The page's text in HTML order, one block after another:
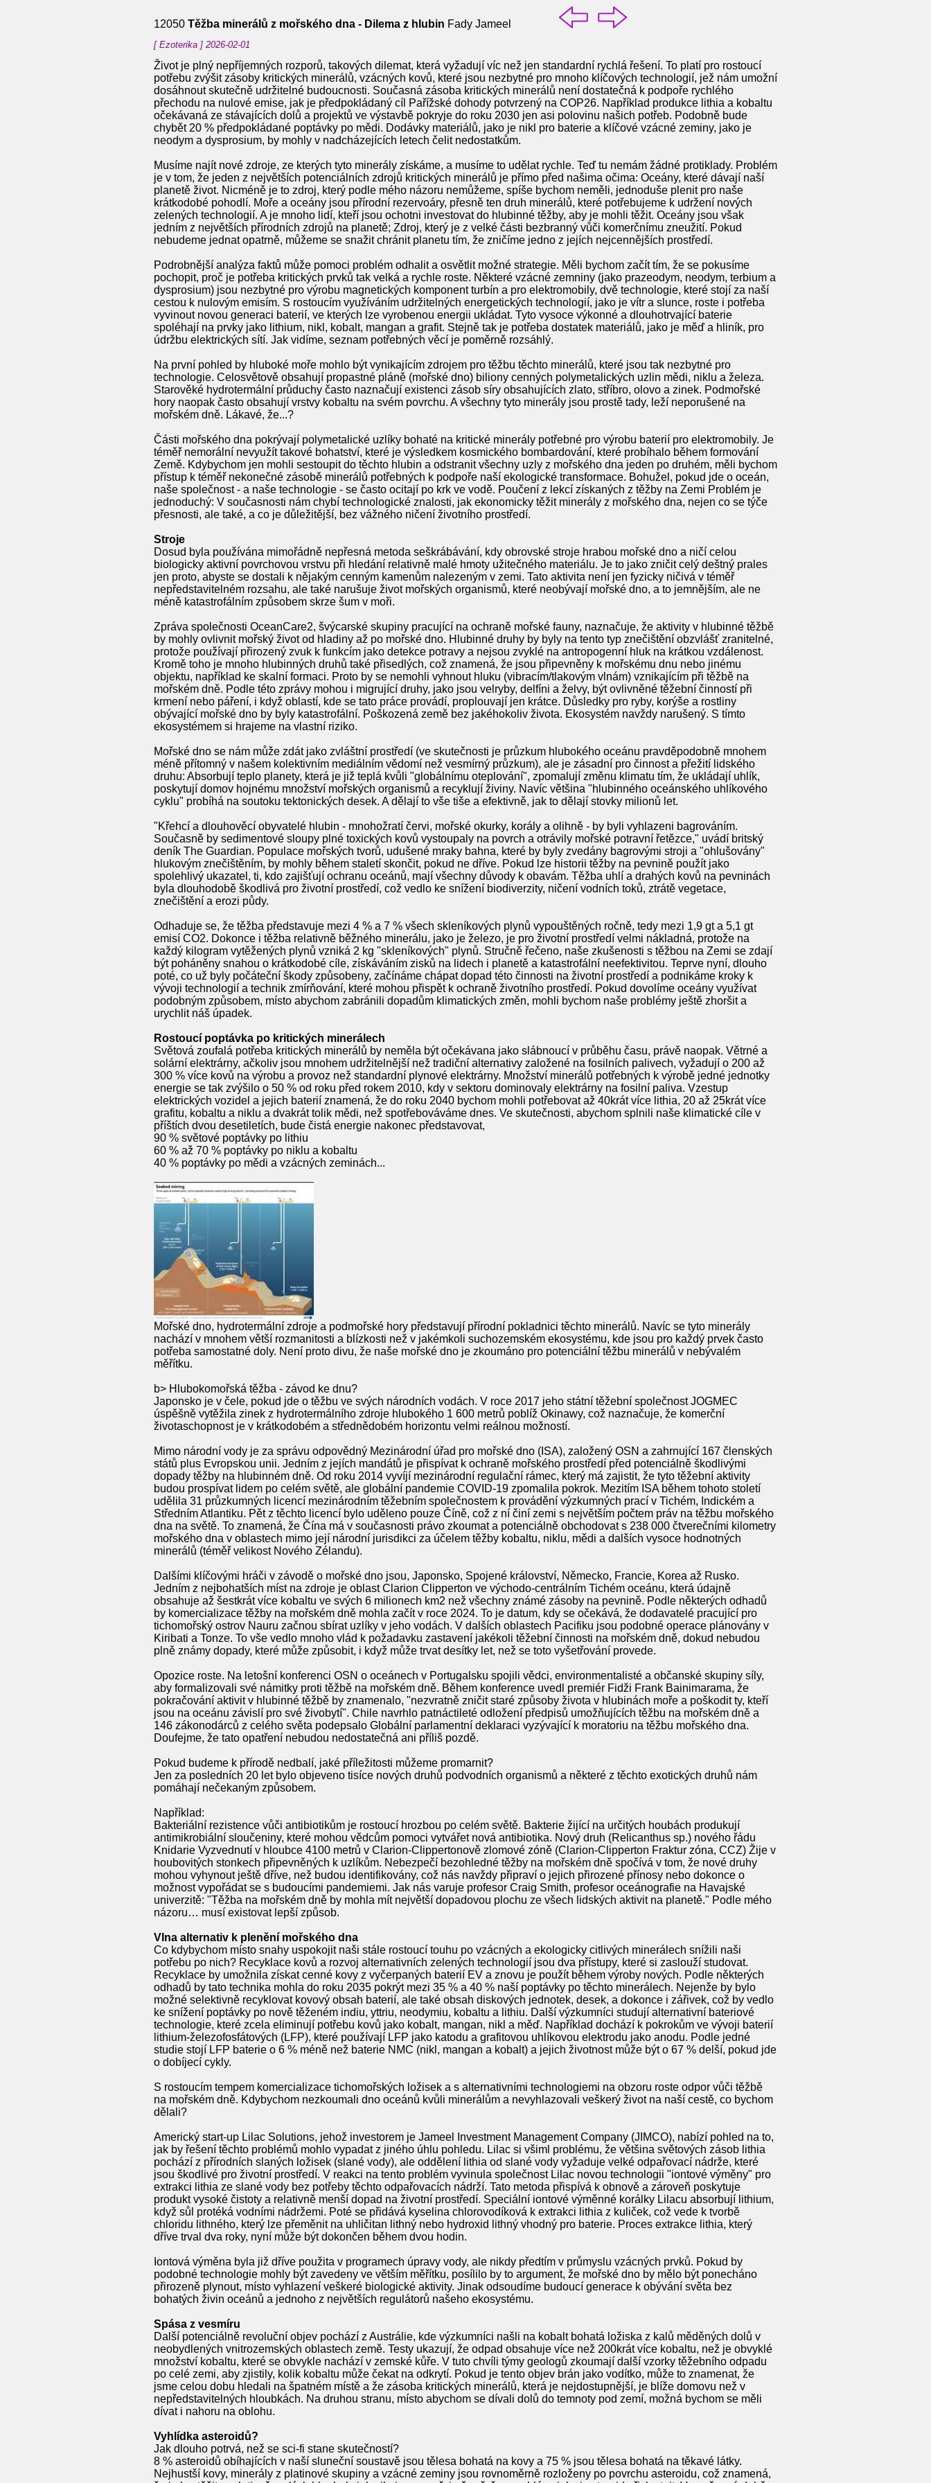
12050 Těžba minerálů z mořského dna - Dilema z hlubin Fady Jameel
[ Ezoterika ] 2026-02-01
Život je plný nepříjemných rozporů, takových dilemat, která vyžadují víc než jen standardní rychlá řešení. To platí pro rostoucí
potřebu zvýšit zásoby kritických minerálů, vzácných kovů, které jsou nezbytné pro mnoho klíčových technologií, jež nám umožní
dosáhnout skutečně udržitelné budoucnosti. Současná zásoba kritických minerálů není dostatečná k podpoře rychlého
přechodu na nulové emise, jak je předpokládaný cíl Pařížské dohody potvrzený na COP26. Například produkce lithia a kobaltu
očekávaná ze stávajících dolů a projektů ve výstavbě pokryje do roku 2030 jen asi polovinu našich potřeb. Podobně bude
chybět 20 % předpokládané poptávky po mědi. Dodávky materiálů, jako je nikl pro baterie a klíčové vzácné zeminy, jako je
neodym a dysprosium, by mohly v nadcházejících letech čelit nedostatkům.
Musíme najít nové zdroje, ze kterých tyto minerály získáme, a musíme to udělat rychle. Teď tu nemám žádné protiklady. Problém
je v tom, že jeden z největších potenciálních zdrojů kritických minerálů je přímo před našima očima: Oceány, které dávají naší
planetě život. Nicméně je to zdroj, který podle mého názoru nemůžeme, spíše bychom neměli, jednoduše plenit pro naše
krátkodobé pohodlí. Moře a oceány jsou přírodní rezervoáry, přesně ten druh minerálů, které potřebujeme k udržení nových
zelených technologií. A je mnoho lidí, kteří jsou ochotni investovat do hlubinné těžby, aby je mohli těžit. Oceány jsou však
jedním z největších přírodních zdrojů na planetě; Zdroj, který je z velké části bezbranný vůči komerčnímu zneužití. Pokud
nebudeme jednat opatrně, můžeme se snažit chránit planetu tím, že zničíme jedno z jejích nejcennějších prostředí.
Podrobnější analýza faktů může pomoci problém odhalit a osvětlit možné strategie. Měli bychom začít tím, že se pokusíme
pochopit, proč je potřeba kritických prvků tak velká a rychle roste. Některé vzácné zemniny (jako prazeodym, neodym, terbium a
dysprosium) jsou nezbytné pro výrobu magnetických komponent turbín a pro elektromobily, dvě technologie, které stojí za naší
cestou k nulovým emisím. S rostoucím využíváním udržitelných energetických technologií, jako je vítr a slunce, roste i potřeba
vyvinout novou generaci baterií, ve kterých lze vyrobenou energii ukládat. Tyto vysoce výkonné a dlouhotrvající baterie
spoléhají na prvky jako lithium, nikl, kobalt, mangan a grafit. Stejně tak je potřeba dostatek materiálů, jako je měď a hliník, pro
údržbu elektrických sítí. Jak vidíme, seznam potřebných věcí je poměrně rozsáhlý.
Na první pohled by hluboké moře mohlo být vynikajícím zdrojem pro těžbu těchto minerálů, které jsou tak nezbytné pro
technologie. Celosvětově obsahují propastné pláně (mořské dno) biliony cenných polymetalických uzlin mědi, niklu a železa.
Starověké hydrotermální průduchy často naznačují existenci zásob síry obsahujících zlato, stříbro, olovo a zinek. Podmořské
hory naopak často obsahují vrstvy kobaltu na svém povrchu. A všechny tyto minerály jsou prostě tady, leží neporušené na
mořském dně. Lákavé, že...?
Části mořského dna pokrývají polymetalické uzlíky bohaté na kritické minerály potřebné pro výrobu baterií pro elektromobily. Je
téměř nemorální nevyužít takové bohatství, které je výsledkem kosmického bombardování, které probíhalo během formování
Země. Kdybychom jen mohli sestoupit do těchto hlubin a odstranit všechny uzly z mořského dna jeden po druhém, měli bychom
přístup k téměř nekonečné zásobě minerálů potřebných k podpoře naší ekologické transformace. Bohužel, pokud jde o oceán,
naše společnost - a naše technologie - se často ocitají po krk ve vodě. Poučení z lekcí získaných z těžby na Zemi Problém je
jednoduchý: V současnosti nám chybí technologické znalosti, jak ekonomicky těžit minerály z mořského dna, nejen co se týče
přesnosti, ale také, a co je důležitější, bez vážného ničení životního prostředí.
Stroje
Dosud byla používána mimořádně nepřesná metoda seškrábávání, kdy obrovské stroje hrabou mořské dno a ničí celou
biologicky aktivní povrchovou vrstvu při hledání relativně malé hmoty užitečného materiálu. Je to jako zničit celý deštný prales
jen proto, abyste se dostali k nějakým cenným kamenům nalezeným v zemi. Tato aktivita není jen fyzicky ničivá v téměř
nepředstavitelném rozsahu, ale také narušuje život mořských organismů, které neobývají mořské dno, a to jemnějším, ale ne
méně katastrofálním způsobem skrze šum v moři.
Zpráva společnosti OceanCare2, švýcarské skupiny pracující na ochraně mořské fauny, naznačuje, že aktivity v hlubinné těžbě
by mohly ovlivnit mořský život od hladiny až po mořské dno. Hlubinné druhy by byly na tento typ znečištění obzvlášť zranitelné,
protože používají přirozený zvuk k funkcím jako detekce potravy a nejsou zvyklé na antropogenní hluk na krátkou vzdálenost.
Kromě toho je mnoho hlubinných druhů také přisedlých, což znamená, že jsou připevněny k mořskému dnu nebo jinému
objektu, například ke skalní formaci. Proto by se nemohli vyhnout hluku (vibracím/tlakovým vlnám) vznikajícím při těžbě na
mořském dně. Podle této zprávy mohou i migrující druhy, jako jsou velryby, delfíni a želvy, být ovlivněné těžební činností při
krmení nebo páření, i když oblastí, kde se tato práce provádí, proplouvají jen krátce. Důsledky pro ryby, korýše a rostliny
obývající mořské dno by byly katastrofální. Poškozená země bez jakéhokoliv života. Ekosystém navždy narušený. S tímto
ekosystémem si hrajeme na vlastní riziko.
Mořské dno se nám může zdát jako zvláštní prostředí (ve skutečnosti je průzkum hlubokého oceánu pravděpodobně mnohem
méně přítomný v našem kolektivním mediálním vědomí než vesmírný průzkum), ale je zásadní pro činnost a přežití lidského
druhu: Absorbují teplo planety, která je již teplá kvůli "globálnímu oteplování", zpomalují změnu klimatu tím, že ukládají uhlík,
poskytují domov hojnému množství mořských organismů a recyklují živiny. Navíc většina "hlubinného oceánského uhlíkového
cyklu" probíhá na soutoku tektonických desek. A dělají to vše tiše a efektivně, jak to dělají stovky milionů let.
"Křehcí a dlouhověcí obyvatelé hlubin - mnohožratí červi, mořské okurky, korály a olihně - by byli vyhlazeni bagrováním.
Současně by sedimentové sloupy plné toxických kovů vystoupaly na povrch a otrávily mořské potravní řetězce," uvádí britský
deník The Guardian. Populace mořských tvorů, udušené mraky bahna, které by byly zvedány bagrovými stroji a "ohlušovány"
hlukovým znečištěním, by mohly během staletí skončit, pokud ne dříve. Pokud lze historii těžby na pevnině použít jako
spolehlivý ukazatel, ti, kdo zajišťují ochranu oceánů, mají všechny důvody k obavám. Těžba uhlí a drahých kovů na pevninách
byla dlouhodobě škodlivá pro životní prostředí, což vedlo ke snížení biodiverzity, ničení vodních toků, ztrátě vegetace,
znečištění a erozi půdy.
Odhaduje se, že těžba představuje mezi 4 % a 7 % všech skleníkových plynů vypouštěných ročně, tedy mezi 1,9 gt a 5,1 gt
emisí CO2. Dokonce i těžba relativně běžného minerálu, jako je železo, je pro životní prostředí velmi nákladná, protože na
každý kilogram vytěžených plynů vzniká 2 kg "skleníkových" plynů. Stručně řečeno, naše zkušenosti s těžbou na Zemi se zdají
být poháněny snahou o krátkodobé cíle, získáváním zisků na lidech i planetě a katastrofální neefektivitou. Teprve nyní, dlouho
poté, co už byly počáteční škody způsobeny, začínáme chápat dopad této činnosti na životní prostředí a podnikáme kroky k
vývoji technologií a technik zmírňování, které mohou přispět k ochraně životního prostředí. Pokud dovolíme oceány využívat
podobným způsobem, místo abychom zabránili dopadům klimatických změn, mohli bychom naše problémy ještě zhoršit a
urychlit náš úpadek.
Rostoucí poptávka po kritických minerálech
Světová zoufalá potřeba kritických minerálů by neměla být očekávana jako slábnoucí v průběhu času, právě naopak. Větrné a
solární elektrárny, ačkoliv jsou mnohem udržitelnější než tradiční alternativy založené na fosilních palivech, vyžadují o 200 až
300 % více kovů na výrobu a provoz než standardní plynové elektrárny. Množství minerálů potřebných k výrobě jedné jednotky
energie se tak zvýšilo o 50 % od roku před rokem 2010, kdy v sektoru dominovaly elektrárny na fosilní paliva. Vzestup
elektrických vozidel a jejich baterií znamená, že do roku 2040 bychom mohli potřebovat až 40krát více lithia, 20 až 25krát více
grafitu, kobaltu a niklu a dvakrát tolik mědi, než spotřebováváme dnes. Ve skutečnosti, abychom splnili naše klimatické cíle v
příštích dvou desetiletích, bude čistá energie nakonec představovat,
90 % světové poptávky po lithiu
60 % až 70 % poptávky po niklu a kobaltu
40 % poptávky po mědi a vzácných zeminách...
Mořské dno, hydrotermální zdroje a podmořské hory představují přírodní pokladnici těchto minerálů. Navíc se tyto minerály
nachází v mnohem větší rozmanitosti a blízkosti než v jakémkoli suchozemském ekosystému, kde jsou pro každý prvek často
potřeba samostatné doly. Není proto divu, že naše mořské dno je zkoumáno pro potenciální těžbu minerálů v nebývalém
měřítku.
b> Hlubokomořská těžba - závod ke dnu?
Japonsko je v čele, pokud jde o těžbu ve svých národních vodách. V roce 2017 jeho státní těžební společnost JOGMEC
úspěšně vytěžila zinek z hydrotermálního zdroje hlubokého 1 600 metrů poblíž Okinawy, což naznačuje, že komerční
životaschopnost je v krátkodobém a střednědobém horizontu velmi reálnou možností.
Mimo národní vody je za správu odpovědný Mezinárodní úřad pro mořské dno (ISA), založený OSN a zahrnující 167 členských
států plus Evropskou unii. Jedním z jejích mandátů je přispívat k ochraně mořského prostředí před potenciálně škodlivými
dopady těžby na hlubinném dně. Od roku 2014 vyvíjí mezinárodní regulační rámec, který má zajistit, že tyto těžební aktivity
budou prospívat lidem po celém světě, ale globální pandemie COVID-19 zpomalila pokrok. Mezitím ISA během tohoto století
udělila 31 průzkumných licencí mezinárodním těžebním společnostem k provádění výzkumných prací v Tichém, Indickém a
Středním Atlantiku. Pět z těchto licencí bylo uděleno pouze Číně, což z ní činí zemi s největším počtem práv na těžbu mořského
dna na světě. To znamená, že Čína má v současnosti právo zkoumat a potenciálně obchodovat s 238 000 čtverečními kilometry
mořského dna v oblastech mimo její národní jurisdikci za účelem těžby kobaltu, niklu, mědi a dalších vysoce hodnotných
minerálů (téměř velikost Nového Zélandu).
Dalšími klíčovými hráči v závodě o mořské dno jsou, Japonsko, Spojené království, Německo, Francie, Korea až Rusko.
Jedním z nejbohatších míst na zdroje je oblast Clarion Clipperton ve východo-centrálním Tichém oceánu, která údajně
obsahuje až šestkrát více kobaltu ve svých 6 milionech km2 než všechny známé zásoby na pevnině. Podle některých odhadů
by komercializace těžby na mořském dně mohla začít v roce 2024. To je datum, kdy se očekává, že dodavatelé pracující pro
tichomořský ostrov Nauru začnou sbírat uzlíky v jeho vodách. V dalších oblastech Pacifiku jsou podobné operace plánovány v
Kiribati a Tonze. To vše vedlo mnoho vlád k požadavku zastavení jakékoli těžební činnosti na mořském dně, dokud nebudou
plně známy dopady, které může způsobit, i když může trvat desítky let, než se toto vyšetřování provede.
Opozice roste. Na letošní konferenci OSN o oceánech v Portugalsku spojili vědci, environmentalisté a občanské skupiny síly,
aby formalizovali své námitky proti těžbě na mořském dně. Během konference uvedl premiér Fidži Frank Bainimarama, že
pokračování aktivit v hlubinné těžbě by znamenalo, "nezvratně zničit staré způsoby života v hlubinách moře a poškodit ty, kteří
jsou na oceánu závislí pro své živobytí". Chile navrhlo patnáctileté odložení předpisů umožňujících těžbu na mořském dně a
146 zákonodárců z celého světa podepsalo Globální parlamentní deklaraci vyzývající k moratoriu na těžbu mořského dna.
Doufejme, že tato opatření nebudou nedostatečná ani příliš pozdě.
Pokud budeme k přírodě nedbalí, jaké příležitosti můžeme promarnit?
Jen za posledních 20 let bylo objeveno tisíce nových druhů podvodních organismů a některé z těchto exotických druhů nám
pomáhají nečekaným způsobem.
Například:
Bakteriální rezistence vůči antibiotikům je rostoucí hrozbou po celém světě. Bakterie žijící na určitých houbách produkují
antimikrobiální sloučeniny, které mohou vědcům pomoci vytvářet nová antibiotika. Nový druh (Relicanthus sp.) nového řádu
Knidarie Vyzvednutí v hloubce 4100 metrů v Clarion-Clippertonově zlomové zóně (Clarion-Clipperton Fraktur zóna, CCZ) Žije v
houbovitých stonkech připevněných k uzlíkům. Nebezpečí bezohledné těžby na mořském dně spočívá v tom, že nové druhy
mohou vyhynout ještě dříve, než budou identifikovány, což nás navždy připraví o jejich přirozené přínosy nebo dokonce o
možnost vypořádat se s budoucími pandemiemi. Jak nás varuje profesor Craig Smith, profesor oceánografie na Havajské
univerzitě: "Těžba na mořském dně by mohla mít největší dopadovou plochu ze všech lidských aktivit na planetě." Podle mého
názoru… musí existovat lepší způsob.
Vlna alternativ k plenění mořského dna
Co kdybychom místo snahy uspokojit naši stále rostoucí touhu po vzácných a ekologicky citlivých minerálech snížili naši
potřebu po nich? Recyklace kovů a rozvoj alternativních zelených technologií jsou dva přístupy, které si zaslouží studovat.
Recyklace by umožnila získat cenné kovy z vyčerpaných baterií EV a znovu je použít během výroby nových. Podle některých
odhadů by tato technika mohla do roku 2035 pokrýt mezi 35 % a 40 % naší poptávky po těchto minerálech. Nejenže by bylo
možné selektivně recyklovat kovový obsah baterií, ale také obsah diskových jednotek, desek, a dokonce i zářivek, což by vedlo
ke snížení poptávky po nově těženém indiu, yttriu, neodymiu, kobaltu a lithiu. Další výzkumníci studují alternativní bateriové
technologie, které zcela eliminují potřebu kovů jako kobalt, mangan, nikl a měď. Například dochází k pokrokům ve vývoji baterií
lithium-železofosfátových (LFP), které používají LFP jako katodu a grafitovou uhlíkovou elektrodu jako anodu. Podle jedné
studie stojí LFP baterie o 6 % méně než baterie NMC (nikl, mangan a kobalt) a jejich životnost může být o 67 % delší, pokud jde
o dobíjecí cykly.
S rostoucím tempem komercializace tichomořských ložisek a s alternativními technologiemi na obzoru roste odpor vůči těžbě
na mořském dně. Kdybychom nezkoumali dno oceánů kvůli minerálům a nevyhlazovali veškerý život na naší cestě, co bychom
dělali?
Americký start-up Lilac Solutions, jehož investorem je Jameel Investment Management Company (JIMCO), nabízí pohled na to,
jak by řešení těchto problémů mohlo vypadat z jiného úhlu pohledu. Lilac si všiml problému, že většina světových zásob lithia
pochází z přírodních slaných ložisek (slané vody), ale oddělení lithia od slané vody vyžaduje velké odpařovací nádrže, které
jsou škodlivé pro životní prostředí. V reakci na tento problém vyvinula společnost Lilac novou technologii "iontové výměny" pro
extrakci lithia ze slané vody bez potřeby těchto odpařovacích nádrží. Tato metoda přispívá k obnově a zároveň poskytuje
produkt vysoké čistoty a relativně menší dopad na životní prostředí. Speciální iontové výměnné korálky Lilacu absorbují lithium,
když sůl protéká vodními nádržemi. Poté se přidává kyselina chlorovodíková k extrakci lithia z kuliček, což vede k tvorbě
chloridu lithného, který lze přeměnit na uhličitan lithný nebo hydroxid lithný vhodný pro baterie. Proces extrakce lithia, který
dříve trval dva roky, nyní může být dokončen během dvou hodin.
Iontová výměna byla již dříve použita v programech úpravy vody, ale nikdy předtím v průmyslu vzácných prvků. Pokud by
podobné technologie mohly být zavedeny ve větším měřítku, posílilo by to argument, že mořské dno by mělo být ponecháno
přirozeně plynout, místo vyhlazení veškeré biologické aktivity. Jinak odsoudíme budoucí generace k obývání světa bez
bohatých živin oceánů a jednoho z největších regulátorů našeho ekosystému.
Spása z vesmíru
Další potenciálně revoluční objev pochází z Austrálie, kde výzkumníci našli na kobalt bohatá ložiska z kalů měděných dolů v
neobydlených vnitrozemských oblastech země. Testy ukazují, že odpad obsahuje více než 200krát více kobaltu, než je obvyklé
množství kobaltu, které se obvykle nachází v zemské kůře. V tuto chvíli týmy geologů zkoumají další vzorky těžebního odpadu
po celé zemi, aby zjistily, kolik kobaltu může čekat na odkrytí. Pokud je tento objev brán jako vodítko, může to znamenat, že
jsme celou dobu hledali na špatném místě a že zásoba kritických minerálů, která je nejdostupnější, je blíže domovu než v
nepředstavitelných hloubkách. Na druhou stranu, místo abychom se dívali dolů do temnoty pod zemí, možná bychom se měli
dívat i nahoru na oblohu.
Vyhlídka asteroidů?
Jak dlouho potrvá, než se sci-fi stane skutečností?
8 % asteroidů obíhajících v naší sluneční soustavě jsou tělesa bohatá na kovy a 75 % jsou tělesa bohatá na těkavé látky.
Nejhustší kovy, minerály z platinové skupiny a vzácné zeminy jsou rovnoměrně rozloženy po povrchu asteroidu, což znamená,